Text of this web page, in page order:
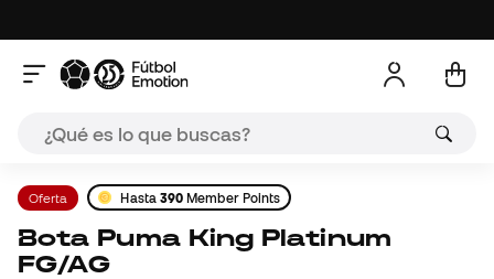
Oferta Hasta 390 Member Points
Bota Puma King Platinum
FG/AG